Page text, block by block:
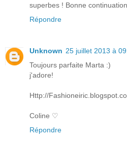
superbes ! Bonne continuation
Répondre
Unknown 25 juillet 2013 à
Toujours parfaite Marta :)
j'adore!
Http://
Coline ♡
Répondre